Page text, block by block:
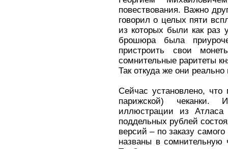
повествования. Важно
говорил о целых пяти
из которых были как раз
брошюра была
пристроить свои
сомнительные раритеты
Так откуда же они реально
Сейчас установлено, что
парижской) чеканки.
иллюстрации из Атласа
поддельных рублей
версий – по заказу
названы в сомнительную